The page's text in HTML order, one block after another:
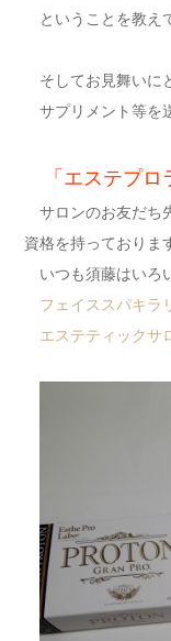
ということを教え
そしてお見舞いに
サプリメント等を
「エステプロ
サロンのお友だち
資格を持っておりま
いつも須藤はいろ
フェイススパキラ
エステティックサ